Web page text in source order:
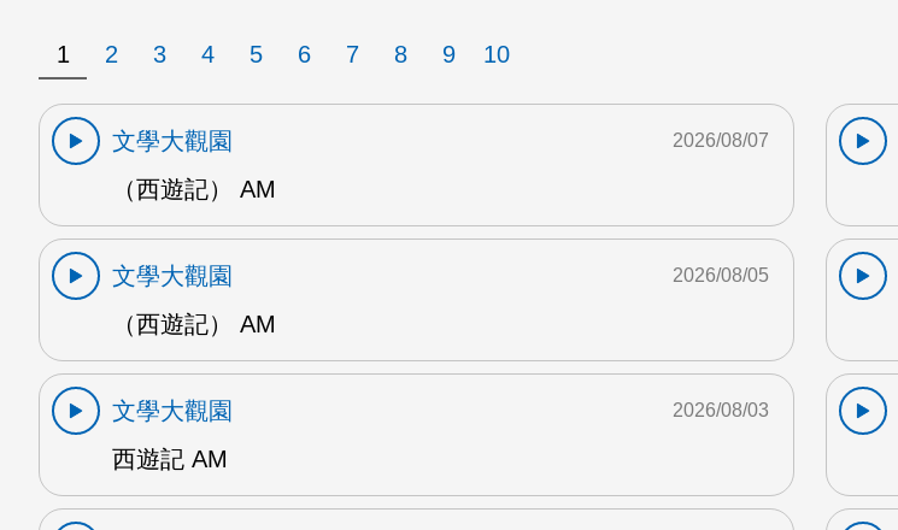
1 2 3 4 5 6 7 8 9 10
文學大觀園
（西遊記） AM
2026/08/07
文學大觀園
（西遊記） AM
2026/08/05
文學大觀園
西遊記 AM
2026/08/03